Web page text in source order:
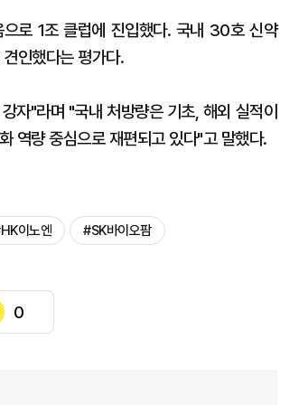
로 1조 클럽에 진입했다. 국내 30호 신약
인했다는 평가다.
자"라며 "국내 처방량은 기초, 해외 실적이
역량 중심으로 재편되고 있다"고 말했다.
이노엔 #SK바이오팜
0